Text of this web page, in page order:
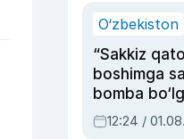
O‘zbekiston
“Sakkiz
boshimga
bomba
Oripovni
12:24 /